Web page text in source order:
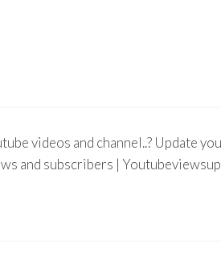
videos and channel..? Update
and subscribers | Youtubeviewsup